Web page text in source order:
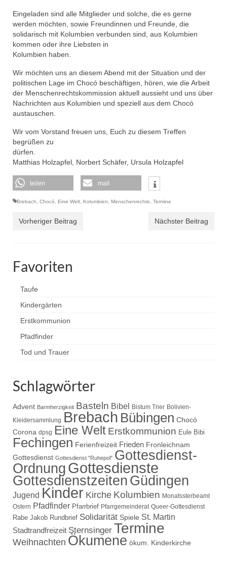
Eingeladen sind alle Mitglieder und solche, die es gerne
werden möchten, sowie Freundinnen und Freunde, die
solidarisch mit Kolumbien verbunden sind, aus Kolumbien
kommen oder ihre Liebsten in
Kolumbien haben.
Wir möchten uns an diesem Abend mit der Situation und der
politischen Lage im Chocó beschäftigen, hören, wie die Arbeit
der Menschenrechtskommission aktuell aussieht und uns über
Nachrichten aus Kolumbien und speziell aus dem Chocó
austauschen.
Wir vom Vorstand freuen uns, Euch zu diesem Treffen
begrüßen zu
dürfen.
Matthias Holzapfel, Norbert Schäfer, Ursula Holzapfel
teilen mail
Brebach Chocó Eine Welt Kolumbien Menschenrechte Termine
Vorheriger Beitrag Nächster Beitrag
Favoriten
Taufe
Kindergärten
Erstkommunion
Pfadfinder
Tod und Trauer
Schlagwörter
Advent Barmherzigkeit Basteln Bibel Bistum Trier Bolivien-
Kleidersammlung Brebach Bübingen Chocó
Corona dpsg Eine Welt Erstkommunion Eule Bibi
Fechingen Ferienfreizeit Frieden Fronleichnam
Gottesdienst Gottesdienst "Ruhepol" Gottesdienst-
OrdnungGottesdienste
Gottesdienstzeiten Güdingen
Jugend Kinder Kirche Kolumbien Monatssterbeamt
Ostern Pfadfinder Pfarrbrief Pfarrgemeinderat Queer-Gottesdienst
Rabe Jakob Rundbrief Solidarität Spiele St. Martin
Stadtrandfreizeit Sternsinger Termine
Weihnachten Ökumene ökum. Kinderkirche